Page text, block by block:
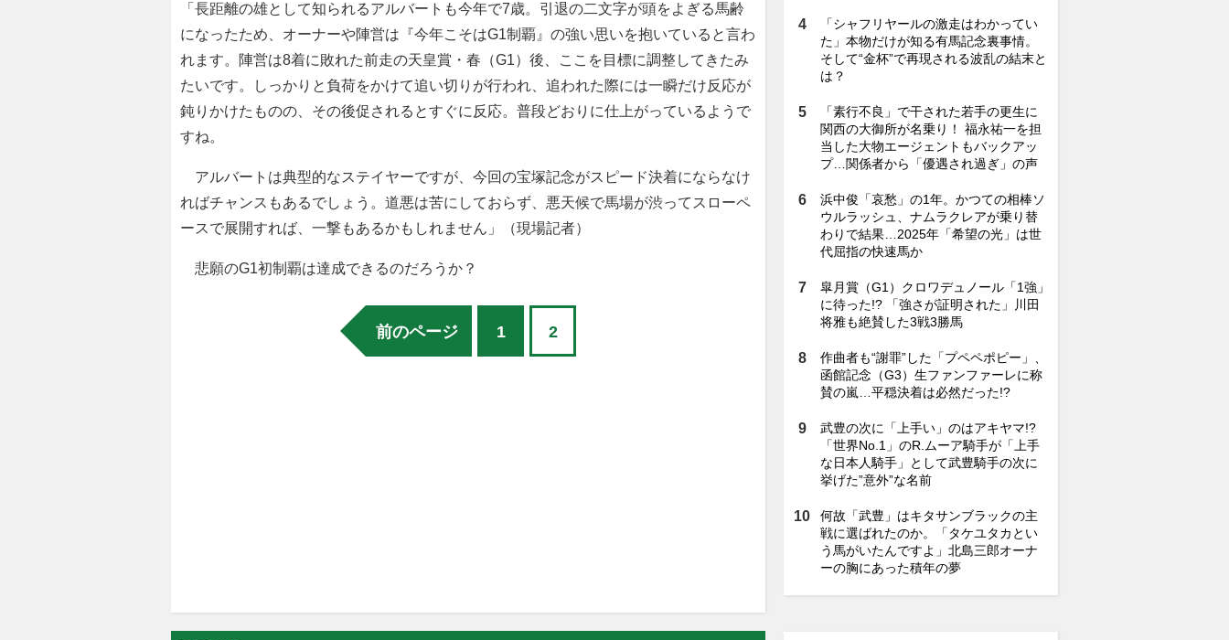
「長距離の雄として知られるアルバートも今年で7歳。引退の二文字が頭をよぎる馬齢
になったため、オーナーや陣営は『今年こそはG1制覇』の強い思いを抱いていると言わ
れます。陣営は8着に敗れた前走の天皇賞・春（G1）後、ここを目標に調整してきたみ
たいです。しっかりと負荷をかけて追い切りが行われ、追われた際には一瞬だけ反応が
鈍りかけたものの、その後促されるとすぐに反応。普段どおりに仕上がっているようで
すね。
アルバートは典型的なステイヤーですが、今回の宝塚記念がスピード決着にならなけ
ればチャンスもあるでしょう。道悪は苦にしておらず、悪天候で馬場が渋ってスローペ
ースで展開すれば、一撃もあるかもしれません」（現場記者）
悲願のG1初制覇は達成できるのだろうか？
前のページ 1 2
「シャフリヤールの激走はわかってい
た」本物だけが知る有馬記念裏事情。
そして“金杯”で再現される波乱の結末と
は？
「素行不良」で干された若手の更生に
関西の大御所が名乗り！ 福永祐一を担
当した大物エージェントもバックアッ
プ…関係者から「優遇され過ぎ」の声
浜中俊「哀愁」の1年。かつての相棒ソ
ウルラッシュ、ナムラクレアが乗り替
わりで結果…2025年「希望の光」は世
代屈指の快速馬か
皐月賞（G1）クロワデュノール「1強」
に待った!? 「強さが証明された」川田
将雅も絶賛した3戦3勝馬
作曲者も“謝罪”した「プペペポピー」、
函館記念（G3）生ファンファーレに称
賛の嵐…平穏決着は必然だった!?
武豊の次に「上手い」のはアキヤマ!?
「世界No.1」のR.ムーア騎手が「上手
な日本人騎手」として武豊騎手の次に
挙げた”意外”な名前
何故「武豊」はキタサンブラックの主
戦に選ばれたのか。「タケユタカとい
う馬がいたんですよ」北島三郎オーナ
ーの胸にあった積年の夢